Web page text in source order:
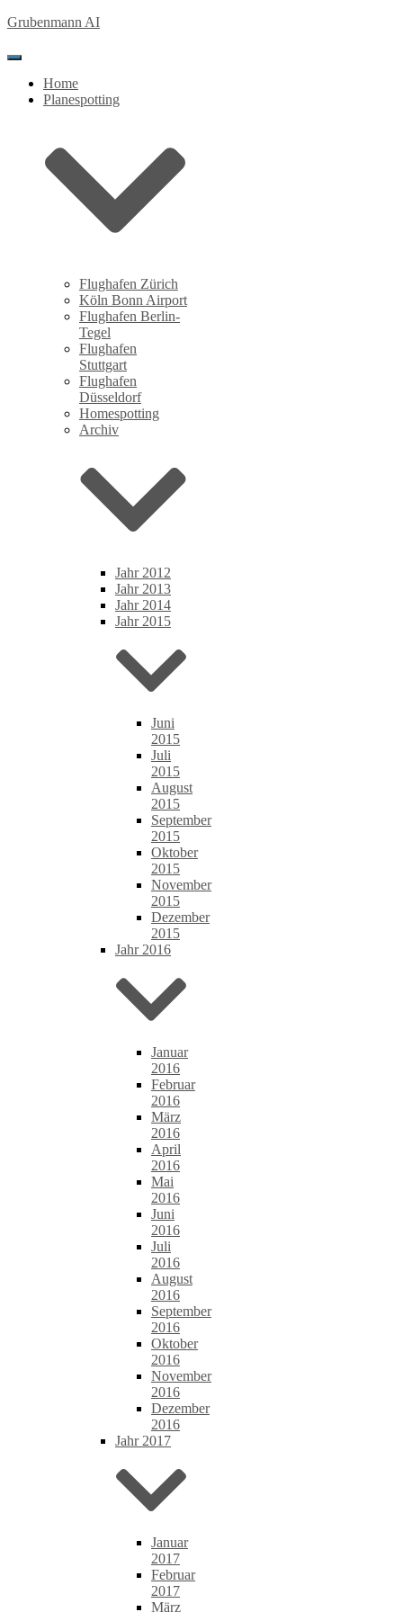
Grubenmann AI
Toggle Navigation
Home
Planespotting
Flughafen Zürich
Köln Bonn Airport
Flughafen Berlin-
Tegel
Flughafen
Stuttgart
Flughafen
Düsseldorf
Homespotting
Archiv
Jahr 2012
Jahr 2013
Jahr 2014
Jahr 2015
Juni
2015
Juli
2015
August
2015
September
2015
Oktober
2015
November
2015
Dezember
2015
Jahr 2016
Januar
2016
Februar
2016
März
2016
April
2016
Mai
2016
Juni
2016
Juli
2016
August
2016
September
2016
Oktober
2016
November
2016
Dezember
2016
Jahr 2017
Januar
2017
Februar
2017
März